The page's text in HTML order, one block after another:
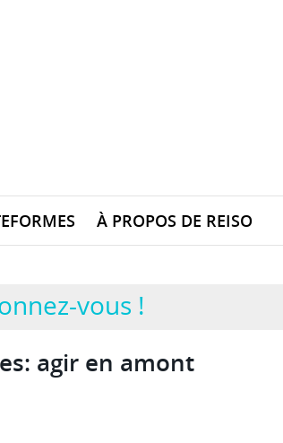
À PROPOS DE REISO
vous !
agir en amont